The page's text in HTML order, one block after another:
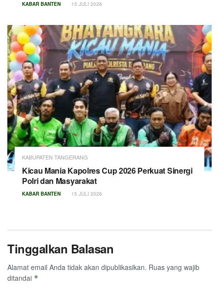
KABAR BANTEN 15 JULI 2026
KABUPATEN TANGERANG
Kicau Mania Kapolres Cup 2026 Perkuat Sinergi
Polri dan Masyarakat
KABAR BANTEN 15 JULI 2026
Tinggalkan Balasan
Alamat email Anda tidak akan dipublikasikan. Ruas yang wajib
ditandai *